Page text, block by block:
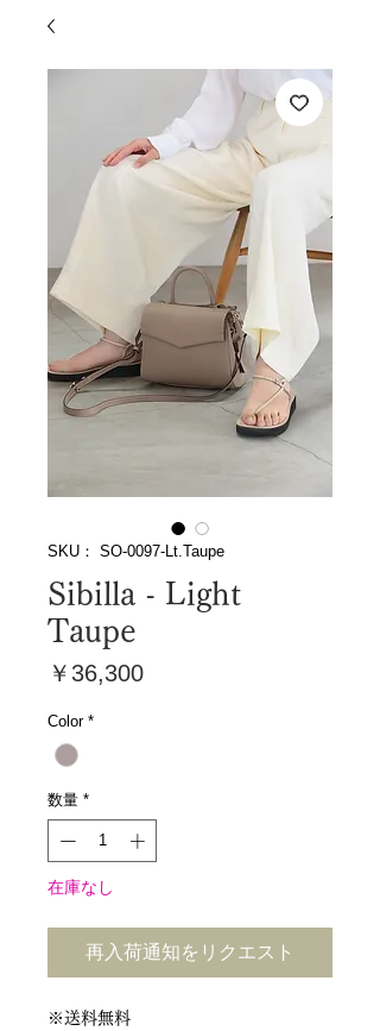
SKU： SO-0097-Lt.Taupe
Sibilla - Light
Taupe
￥36,300価
Color *
数量 *
在庫なし
再入荷通知をリクエスト
※送料無料